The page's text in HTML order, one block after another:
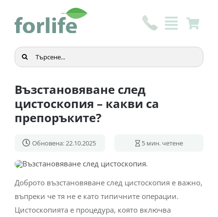
content
Търсене
...
Възстановяване след
цистоскопия – какви са
препоръките?
Обновена: 22.10.2025 5 мин. четене
Доброто възстановяване след цистоскопия е важно,
въпреки че тя не е като типичните операции.
Цистоскопията е процедура, която включва